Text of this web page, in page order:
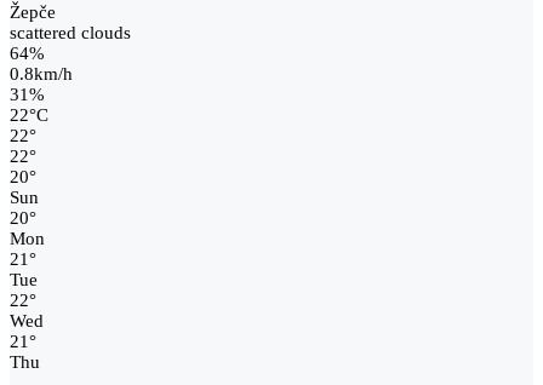
Žepče
scattered clouds
64%
0.8km/h
31%
22°C
22°
22°
20°
Sun
20°
Mon
21°
Tue
22°
Wed
21°
Thu